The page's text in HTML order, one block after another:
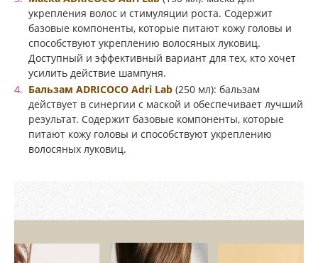
укрепления волос и стимуляции роста. Содержит
базовые компоненты, которые питают кожу головы и
способствуют укреплению волосяных луковиц.
Доступный и эффективный вариант для тех, кто хочет
усилить действие шампуня.
Бальзам ADRICOCO Adri Lab (250 мл): бальзам
действует в синергии с маской и обеспечивает лучший
результат. Содержит базовые компоненты, которые
питают кожу головы и способствуют укреплению
волосяных луковиц.